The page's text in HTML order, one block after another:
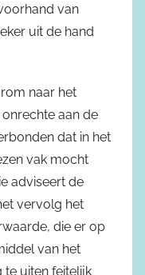
van
uit de hand
naar het
aan de
dat in het
vak mocht
adviseert de
vervolg het
die er op
van het
uiten feitelijk